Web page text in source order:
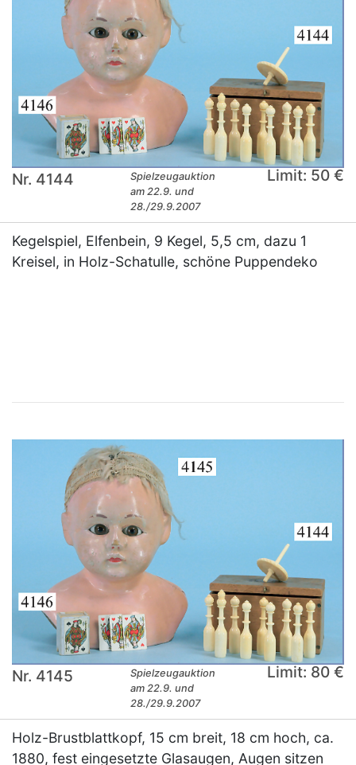
Nr. 4144
Spielzeugauktion
am 22.9. und
28./29.9.2007
Limit: 50 €
Kegelspiel, Elfenbein, 9 Kegel, 5,5 cm, dazu 1
Kreisel, in Holz-Schatulle, schöne Puppendeko
Nr. 4145
Spielzeugauktion
am 22.9. und
28./29.9.2007
Limit: 80 €
Holz-Brustblattkopf, 15 cm breit, 18 cm hoch, ca.
1880, fest eingesetzte Glasaugen, Augen sitzen